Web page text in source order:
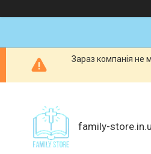
Зараз компанія не
family-